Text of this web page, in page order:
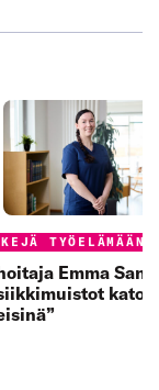
TYÖELÄMÄÄN
Emma